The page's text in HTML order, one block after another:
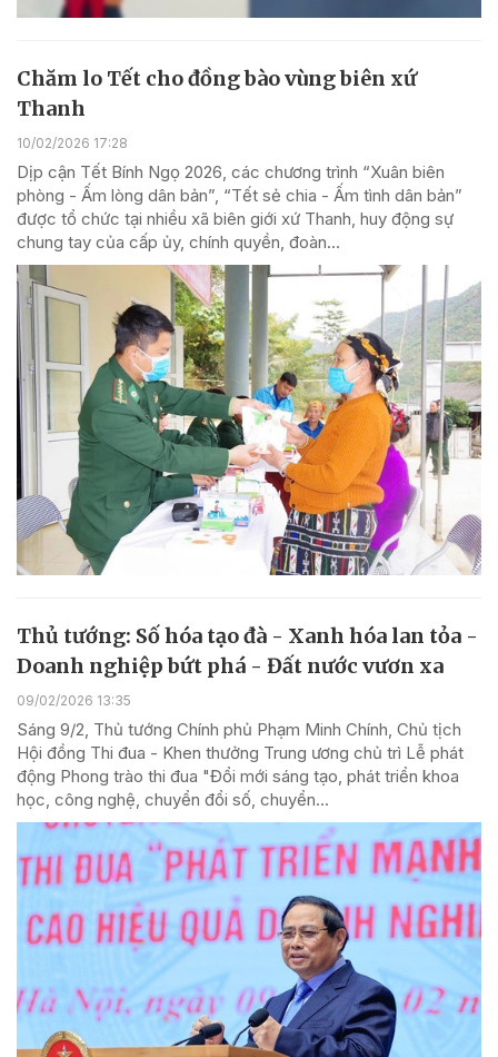
Chăm lo Tết cho đồng bào vùng biên xứ
Thanh
10/02/2026 17:28
Dịp cận Tết Bính Ngọ 2026, các chương trình “Xuân biên
phòng - Ấm lòng dân bản”, “Tết sẻ chia - Ấm tình dân bản”
được tổ chức tại nhiều xã biên giới xứ Thanh, huy động sự
chung tay của cấp ủy, chính quyền, đoàn...
Thủ tướng: Số hóa tạo đà - Xanh hóa lan tỏa -
Doanh nghiệp bứt phá - Đất nước vươn xa
09/02/2026 13:35
Sáng 9/2, Thủ tướng Chính phủ Phạm Minh Chính, Chủ tịch
Hội đồng Thi đua - Khen thưởng Trung ương chủ trì Lễ phát
động Phong trào thi đua "Đổi mới sáng tạo, phát triển khoa
học, công nghệ, chuyển đổi số, chuyển...